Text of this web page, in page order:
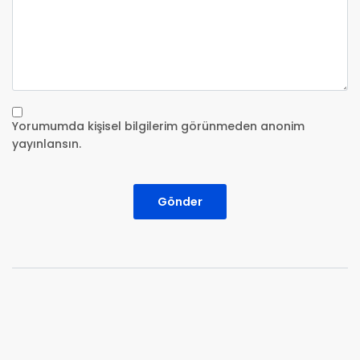
Yorumumda kişisel bilgilerim görünmeden anonim
yayınlansın.
Gönder